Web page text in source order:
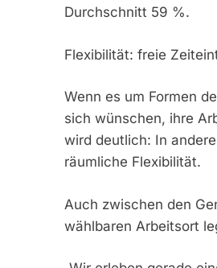
Durchschnitt 59 %.
Flexibilität: freie
Wenn es um Formen
sich wünschen, ihre
wird deutlich: In
räumliche Flexibilität.
Auch zwischen den
wählbaren Arbeitsort